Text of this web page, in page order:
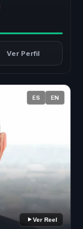
Ver Perfil
ES EN
Ver Reel